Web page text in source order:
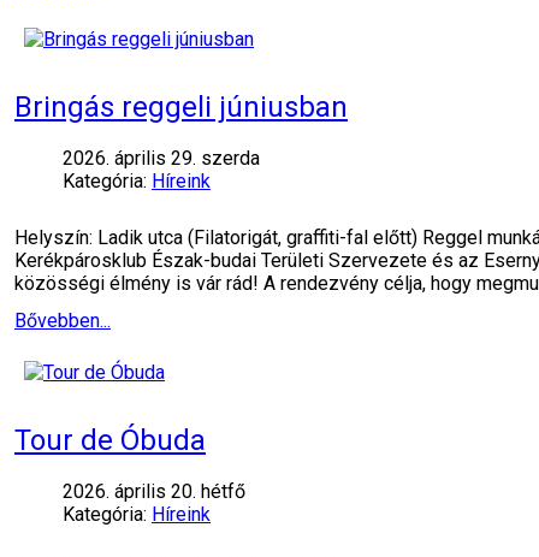
Bringás reggeli júniusban
2026. április 29. szerda
Kategória: Híreink
Helyszín: Ladik utca (Filatorigát, graffiti-fal előtt) Reggel
Kerékpárosklub Észak-budai Területi Szervezete és az
közösségi élmény is vár rád! A rendezvény célja, hogy
Bővebben...
Tour de Óbuda
2026. április 20. hétfő
Kategória: Híreink